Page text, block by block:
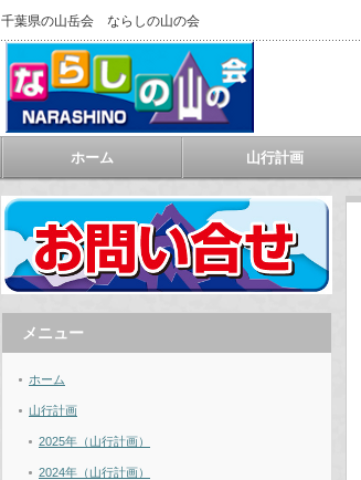
千葉県の山岳会 ならしの山の会
ホーム 山行計画
メニュー
ホーム
山行計画
2025年（山行計画）
2024年（山行計画）